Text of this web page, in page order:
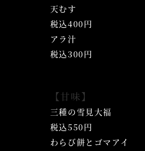
天むす
税込400円
アラ汁
税込300円
【甘味】
三種の雪見大福
税込550円
わらび餅とゴマアイ